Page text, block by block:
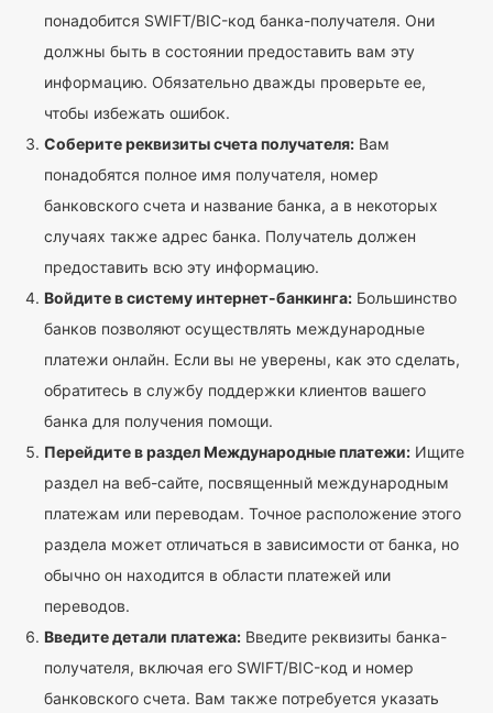
понадобится SWIFT/BIC-код банка-получателя. Они
должны быть в состоянии предоставить вам эту
информацию. Обязательно дважды проверьте ее,
чтобы избежать ошибок.
Соберите реквизиты счета получателя: Вам
понадобятся полное имя получателя, номер
банковского счета и название банка, а в некоторых
случаях также адрес банка. Получатель должен
предоставить всю эту информацию.
Войдите в систему интернет-банкинга: Большинство
банков позволяют осуществлять международные
платежи онлайн. Если вы не уверены, как это сделать,
обратитесь в службу поддержки клиентов вашего
банка для получения помощи.
Перейдите в раздел Международные платежи: Ищите
раздел на веб-сайте, посвященный международным
платежам или переводам. Точное расположение этого
раздела может отличаться в зависимости от банка, но
обычно он находится в области платежей или
переводов.
Введите детали платежа: Введите реквизиты банка-
получателя, включая его SWIFT/BIC-код и номер
банковского счета. Вам также потребуется указать